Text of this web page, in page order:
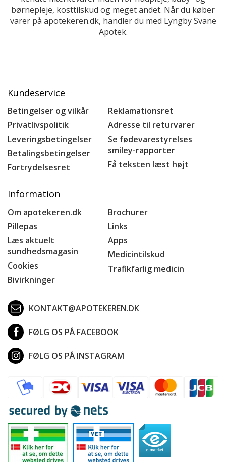
børnepleje, kosttilskud og meget andet. Når du køber
varer på apotekeren.dk, handler du med Lyngby Svane
Apotek.
Kundeservice
Betingelser og vilkår
Privatlivspolitik
Leveringsbetingelser
Betalingsbetingelser
Fortrydelsesret
Reklamationsret
Adresse til returvarer
Se fødevarestyrelses
smiley-rapporter
Få teksten læst højt
Information
Om apotekeren.dk
Pillepas
Læs aktuelt
sundhedsmagasin
Cookies
Bivirkninger
Brochurer
Links
Apps
Medicintilskud
Trafikfarlig medicin
KONTAKT@APOTEKEREN.DK
FØLG OS PÅ FACEBOOK
FØLG OS PÅ INSTAGRAM